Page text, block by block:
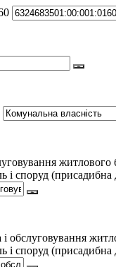
житлового
і споруд (присадибна
обслуговування
і споруд (присадибна